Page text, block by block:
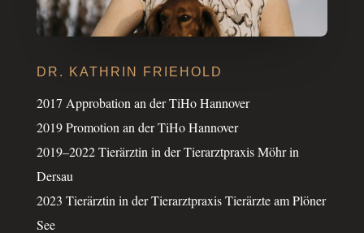
DR. KATH­RIN FRIEHOLD
2017 Appro­ba­tion an der TiHo Hanno­ver
2019 Promo­tion an der TiHo Hanno­ver
2019–2022 Tier­ärz­tin in der Tier­arzt­pra­xis Möhr in
Dersau
2023 Tier­ärz­tin in der Tier­arzt­pra­xis Tier­ärzte am Plöner
See